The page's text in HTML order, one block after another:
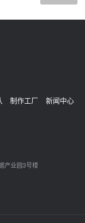
制作工厂
新闻中心
产业园3号楼